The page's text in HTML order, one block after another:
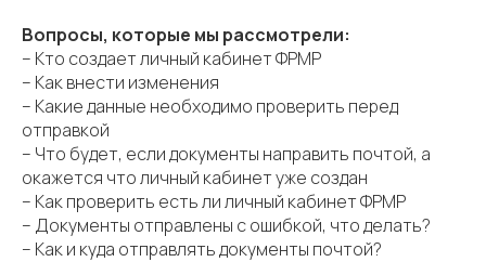
Вопросы, которые мы рассмотрели:
– Кто создает личный кабинет ФРМР
– Как внести изменения
– Какие данные необходимо проверить перед
отправкой
– Что будет, если документы направить почтой, а
окажется что личный кабинет уже создан
– Как проверить есть ли личный кабинет ФРМР
– Документы отправлены с ошибкой, что делать?
– Как и куда отправлять документы почтой?